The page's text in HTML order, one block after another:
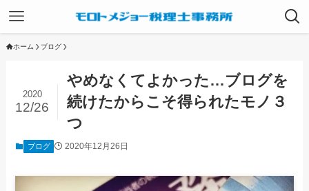
ホーム ブログ
やめなくてよかった…ブログを
続けたからこそ得られたモノ３
つ
2020
12/26
ブログ 2020年12月26日